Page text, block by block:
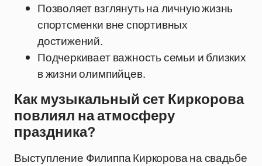
Позволяет взглянуть на личную жизнь
спортсменки вне спортивных
достижений.
Подчеркивает важность семьи и близких
в жизни олимпийцев.
Как музыкальный сет Киркорова
повлиял на атмосферу
праздника?
Выступление Филиппа Киркорова на свадьбе